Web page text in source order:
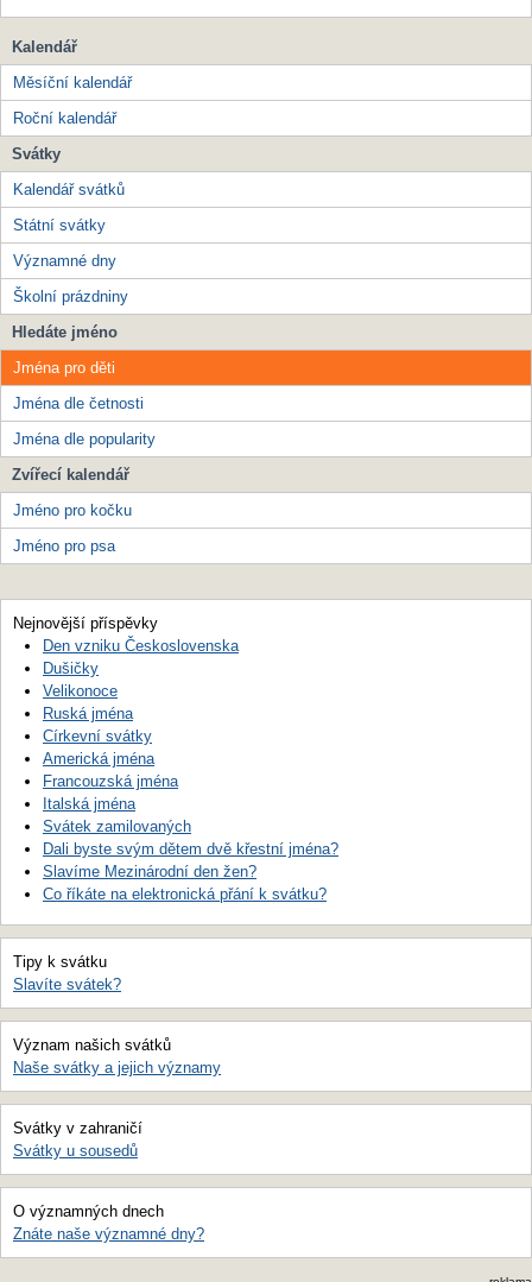
Kalendář
Měsíční kalendář
Roční kalendář
Svátky
Kalendář svátků
Státní svátky
Významné dny
Školní prázdniny
Hledáte jméno
Jména pro děti
Jména dle četnosti
Jména dle popularity
Zvířecí kalendář
Jméno pro kočku
Jméno pro psa
Nejnovější příspěvky
Den vzniku Československa
Dušičky
Velikonoce
Ruská jména
Církevní svátky
Americká jména
Francouzská jména
Italská jména
Svátek zamilovaných
Dali byste svým dětem dvě křestní jména?
Slavíme Mezinárodní den žen?
Co říkáte na elektronická přání k svátku?
Tipy k svátku
Slavíte svátek?
Význam našich svátků
Naše svátky a jejich významy
Svátky v zahraničí
Svátky u sousedů
O významných dnech
Znáte naše významné dny?